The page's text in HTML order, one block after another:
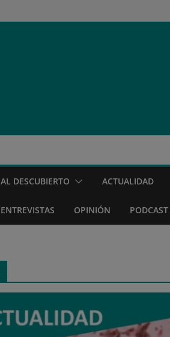
AL DESCUBIERTO ACTUALIDAD
ENTREVISTAS OPINIÓN PODCAST